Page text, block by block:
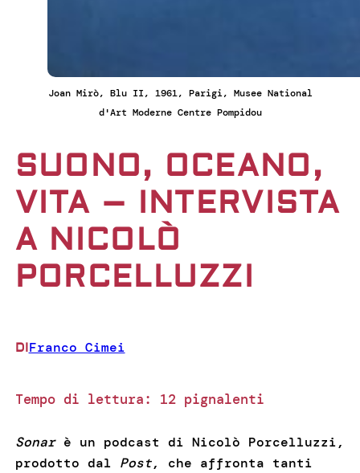
Joan Mirò, Blu II, 1961, Parigi, Musee National
d'Art Moderne Centre Pompidou
SUONO, OCEANO,
VITA – INTERVISTA
A NICOLÒ
PORCELLUZZI
DIFranco Cimei
Tempo di lettura: 12 pignalenti
Sonar è un podcast di Nicolò Porcelluzzi,
prodotto dal Post, che affronta tanti